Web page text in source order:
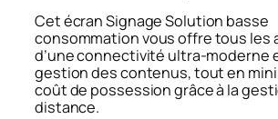
Cet écran Signage Solution basse
consommation vous offre tous les
d’une connectivité ultra-moderne
gestion des contenus, tout en
coût de possession grâce à la
distance.